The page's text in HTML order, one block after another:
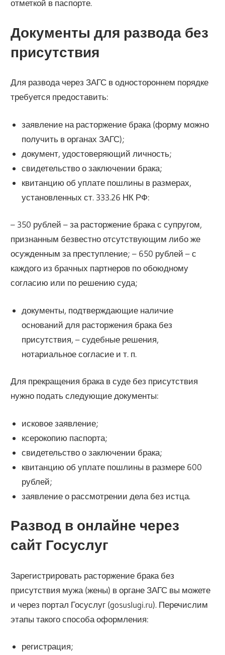
отметкой в паспорте.
Документы для развода без
присутствия
Для развода через ЗАГС в одностороннем порядке
требуется предоставить:
заявление на расторжение брака (форму можно
получить в органах ЗАГС);
документ, удостоверяющий личность;
свидетельство о заключении брака;
квитанцию об уплате пошлины в размерах,
установленных ст. 333.26 НК РФ:
– 350 рублей – за расторжение брака с супругом,
признанным безвестно отсутствующим либо же
осужденным за преступление; – 650 рублей – с
каждого из брачных партнеров по обоюдному
согласию или по решению суда;
документы, подтверждающие наличие
оснований для расторжения брака без
присутствия, – судебные решения,
нотариальное согласие и т. п.
Для прекращения брака в суде без присутствия
нужно подать следующие документы:
исковое заявление;
ксерокопию паспорта;
свидетельство о заключении брака;
квитанцию об уплате пошлины в размере 600
рублей;
заявление о рассмотрении дела без истца.
Развод в онлайне через
сайт Госуслуг
Зарегистрировать расторжение брака без
присутствия мужа (жены) в органе ЗАГС вы можете
и через портал Госуслуг (gosuslugi.ru). Перечислим
этапы такого способа оформления:
регистрация;